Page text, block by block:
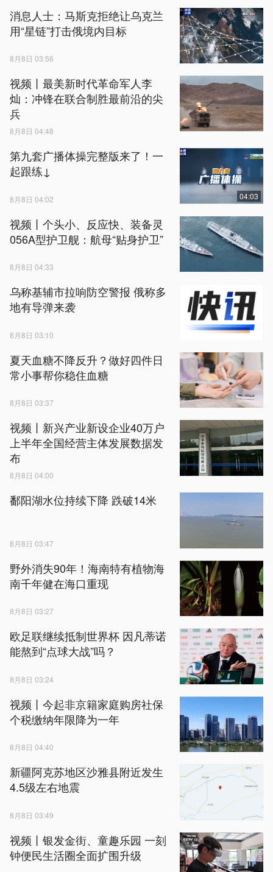
消息人士：马斯克拒绝让乌克兰
用“星链”打击俄境内目标
8月8日 03:56
视频丨最美新时代革命军人李
灿：冲锋在联合制胜最前沿的尖
兵
8月8日 04:48
第九套广播体操完整版来了！一
起跟练↓
8月8日 04:02 04:03
视频丨个头小、反应快、装备灵
056A型护卫舰：航母“贴身护卫”
8月8日 04:33
乌称基辅市拉响防空警报 俄称多
地有导弹来袭
8月8日 03:10
夏天血糖不降反升？做好四件日
常小事帮你稳住血糖
8月8日 03:37
视频丨新兴产业新设企业40万户
上半年全国经营主体发展数据发
布
8月8日 04:00
鄱阳湖水位持续下降 跌破14米
8月8日 03:47
野外消失90年！海南特有植物海
南千年健在海口重现
8月8日 03:27
欧足联继续抵制世界杯 因凡蒂诺
能熬到“点球大战”吗？
8月8日 03:24
视频丨今起非京籍家庭购房社保
个税缴纳年限降为一年
8月8日 04:40
新疆阿克苏地区沙雅县附近发生
4.5级左右地震
8月8日 03:49
视频丨银发金街、童趣乐园 一刻
钟便民生活圈全面扩围升级